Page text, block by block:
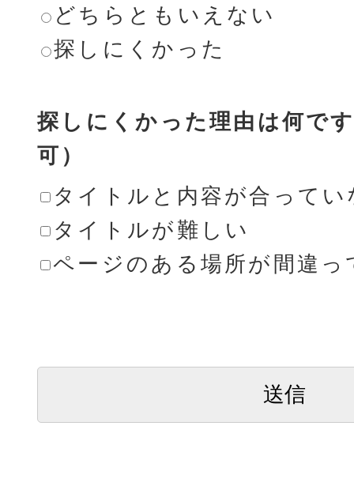
どちらともいえない
探しにくかった
探しにくかった理由は何で
可）
タイトルと内容が合ってい
タイトルが難しい
ページのある場所が間違っ